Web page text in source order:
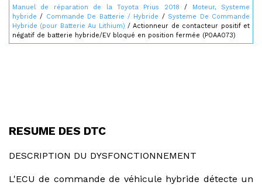
Manuel de réparation de la Toyota Prius 2018 /
Moteur, Systeme
hybride / Commande De Batterie / Hybride / Systeme De Commande
Hybride (pour Batterie Au Lithium) / Actionneur de contacteur positif et
négatif de batterie hybride/EV bloqué en position fermée (P0AA073)
RESUME DES DTC
DESCRIPTION DU DYSFONCTIONNEMENT
L'ECU de commande de véhicule hybride détecte un